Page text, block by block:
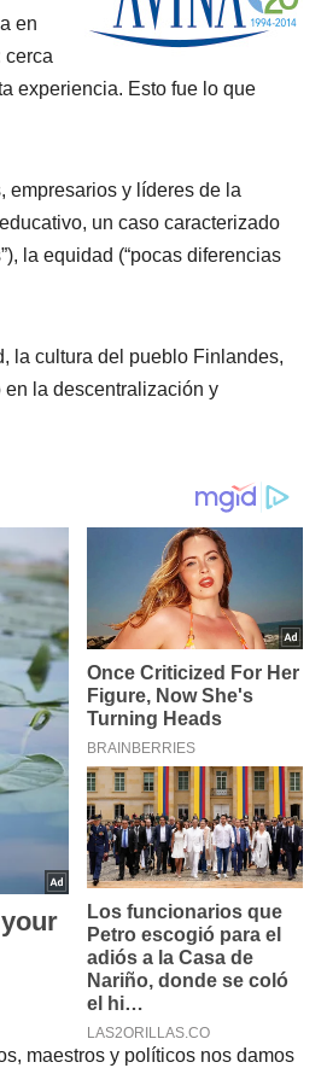
en
cerca
experiencia. Esto fue lo que
empresarios y líderes de la
un caso caracterizado
la equidad (“pocas diferencias
la cultura del pueblo Finlandes,
en la descentralización y
maestros y políticos nos damos